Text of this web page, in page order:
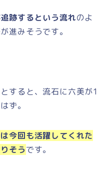
跡するという流れのよ
進みそうです。
すると、流石に六美が1
ず。
今回も活躍してくれた
そうです。